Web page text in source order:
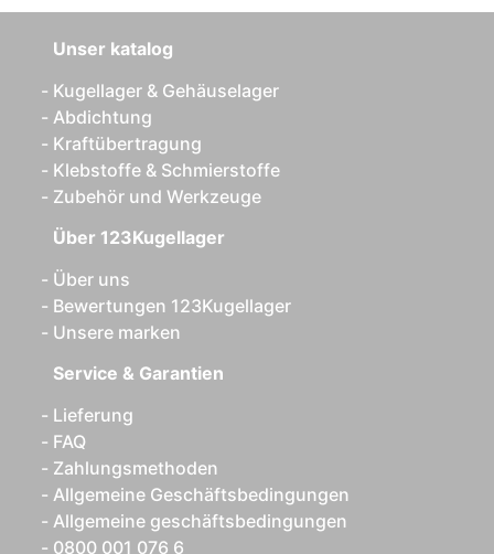
Unser katalog
Kugellager & Gehäuselager
Abdichtung
Kraftübertragung
Klebstoffe & Schmierstoffe
Zubehör und Werkzeuge
Über 123Kugellager
Über uns
Bewertungen 123Kugellager
Unsere marken
Service & Garantien
Lieferung
FAQ
Zahlungsmethoden
Allgemeine Geschäftsbedingungen
Allgemeine geschäftsbedingungen
0800 001 076 6